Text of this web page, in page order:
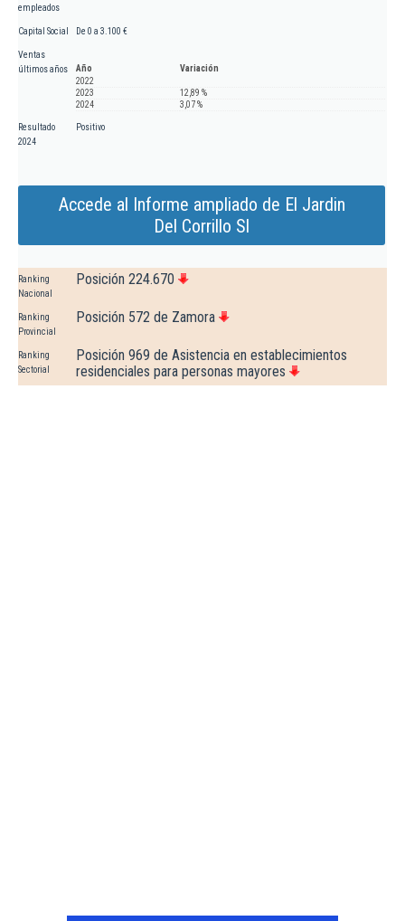
empleados
Capital Social De 0 a 3.100 €
Ventas
últimos años
Año
Variación
2022
2023
12,89 %
2024
3,07 %
Resultado
2024
Positivo
Accede al Informe ampliado de El Jardin
Del Corrillo Sl
Ranking
Nacional
Posición 224.670
Ranking
Provincial
Posición 572 de Zamora
Ranking
Sectorial
Posición 969 de Asistencia en establecimientos
residenciales para personas mayores